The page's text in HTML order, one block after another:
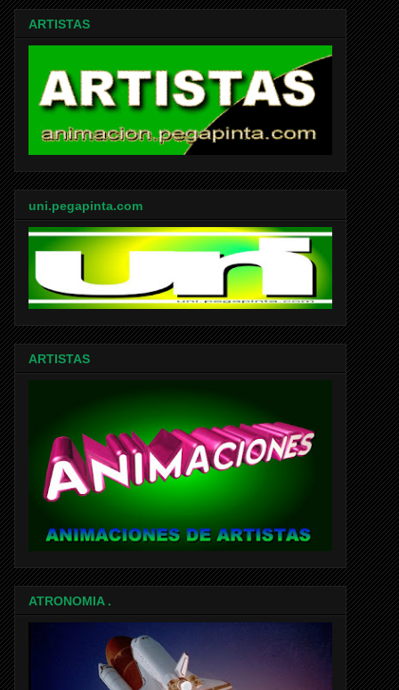
ARTISTAS
uni.pegapinta.com
ARTISTAS
ATRONOMIA .